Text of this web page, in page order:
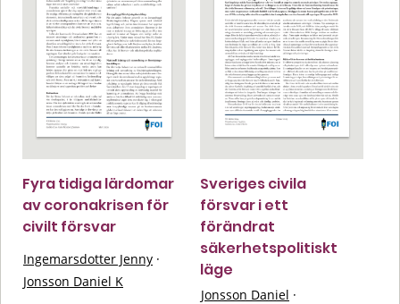
Fyra tidiga lärdomar
av coronakrisen för
civilt försvar
Ingemarsdotter Jenny ·
Jonsson Daniel K
Sveriges civila
försvar i ett
förändrat
säkerhetspolitiskt
läge
Jonsson Daniel ·